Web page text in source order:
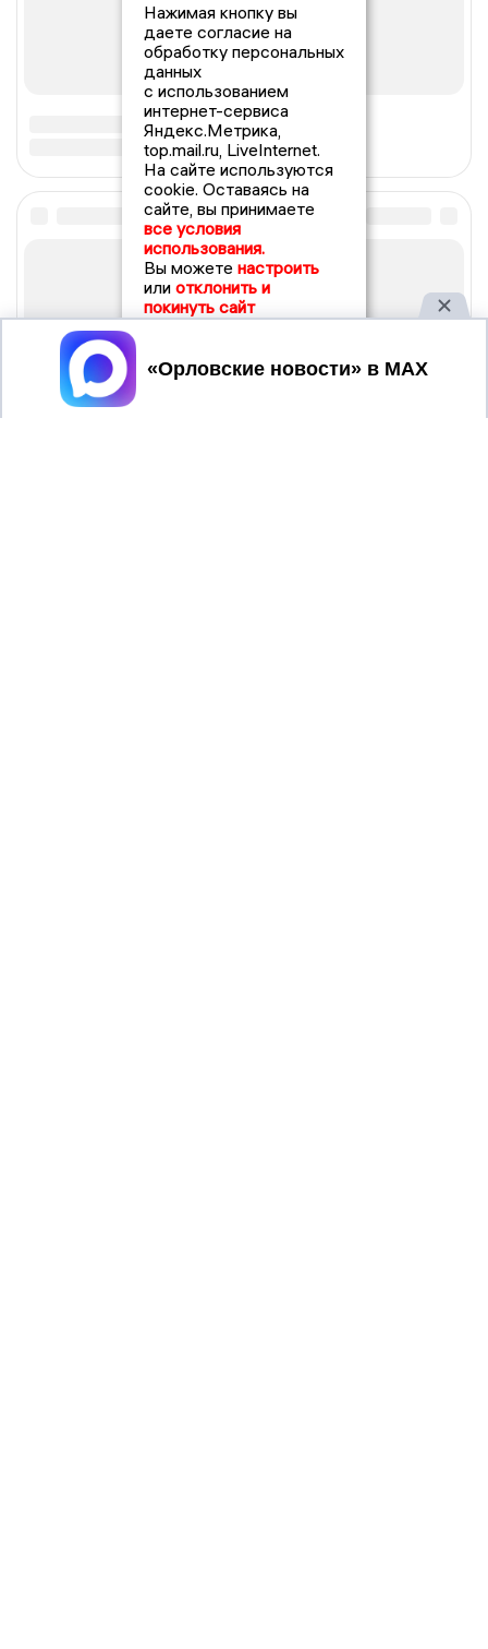
Нажимая кнопку вы
даете согласие на
обработку персональных
данных
с использованием
интернет-сервиса
Яндекс.Метрика,
top.mail.ru, LiveInternet.
На сайте используются
cookie. Оставаясь на
сайте, вы принимаете
все условия
использования.
Вы можете настроить
или отклонить и
покинуть сайт
Принять